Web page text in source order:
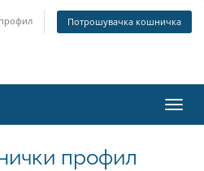
Потрошувачка кошничка
ја
профил